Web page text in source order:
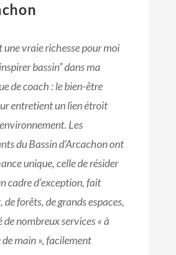
une vraie richesse pour moi
bassin” dans ma
de coach : le bien-être
entretient un lien étroit
Les
du Bassin d’Arcachon ont
unique, celle de résider
cadre d’exception, fait
de forêts, de grands espaces,
de nombreux services « à
main », facilement